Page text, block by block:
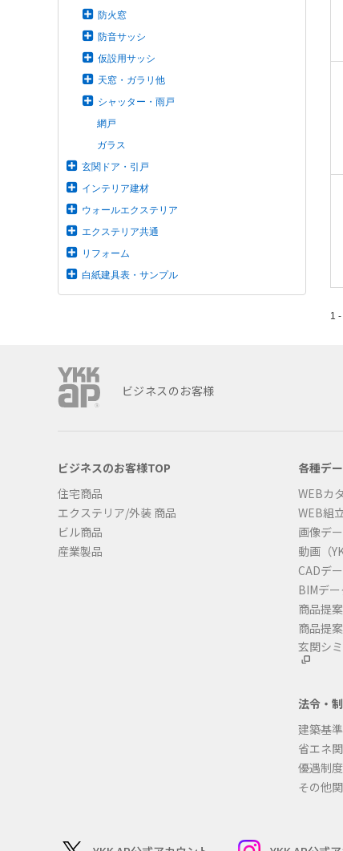
防火窓
防音サッシ
仮設用サッシ
天窓・ガラリ他
シャッター・雨戸
網戸
ガラス
玄関ドア・引戸
インテリア建材
ウォールエクステリア
エクステリア共通
リフォーム
白紙建具表・サンプル
1
ビジネスのお客様
ビジネスのお客様TOP
住宅商品
エクステリア/外装 商品
ビル商品
産業製品
各種デ
WEBカ
WEB組
画像デ
動画（
CADデ
BIMデー
商品提
商品提
玄関シ
法令・
建築基
省エネ
優遇制
その他